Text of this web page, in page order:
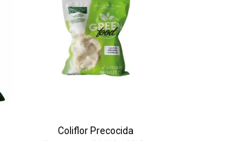
Coliflor Precocida